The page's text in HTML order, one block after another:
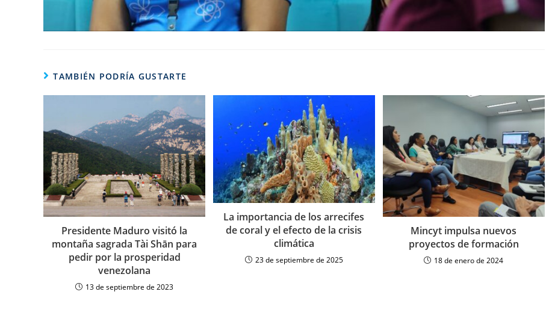
TAMBIÉN PODRÍA GUSTARTE
Presidente Maduro visitó la
montaña sagrada Tài Shān para
pedir por la prosperidad
venezolana
13 de septiembre de 2023
La importancia de los arrecifes
de coral y el efecto de la crisis
climática
23 de septiembre de 2025
Mincyt impulsa nuevos
proyectos de formación
18 de enero de 2024